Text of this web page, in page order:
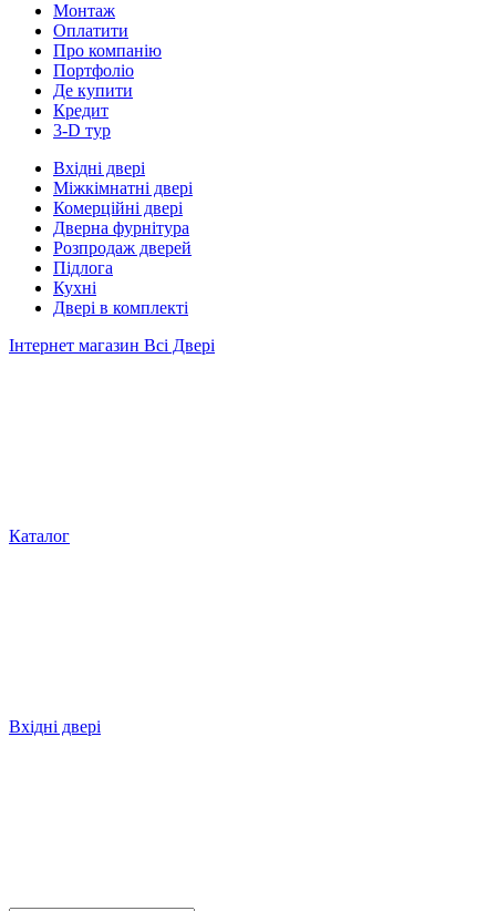
Монтаж
Оплатити
Про компанію
Портфоліо
Де купити
Кредит
3-D тур
Вхідні двері
Міжкімнатні двері
Комерційні двері
Дверна фурнітура
Розпродаж дверей
Підлога
Кухні
Двері в комплекті
Інтернет магазин Всі Двері
Каталог
Вхідні двері